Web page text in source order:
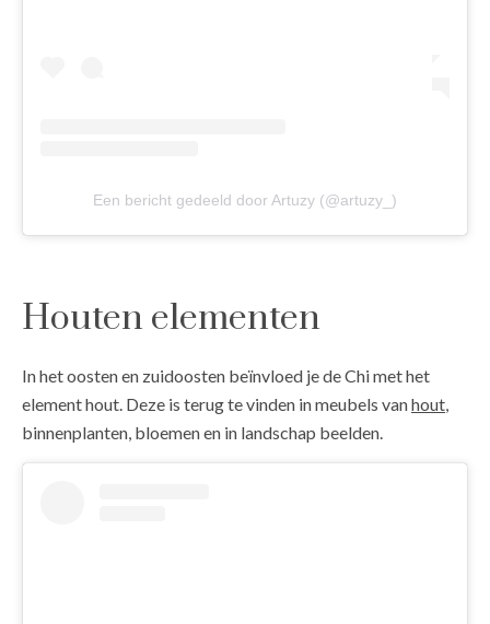
Een bericht gedeeld door Artuzy (@artuzy_)
Houten elementen
In het oosten en zuidoosten beïnvloed je de Chi met het
element hout. Deze is terug te vinden in meubels vanhout
binnenplanten, bloemen en in landschap beelden.